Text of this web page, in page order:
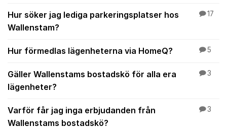
Hur söker jag lediga parkeringsplatser hos
Wallenstam?
17
Hur förmedlas lägenheterna via HomeQ? 5
Gäller Wallenstams bostadskö för alla era
lägenheter?
3
Varför får jag inga erbjudanden från
Wallenstams bostadskö?
3